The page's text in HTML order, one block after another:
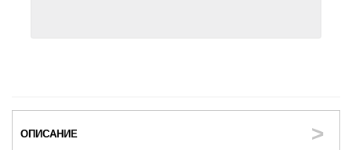
ОПИСАНИЕ